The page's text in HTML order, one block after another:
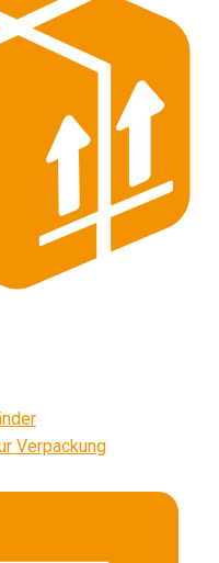
Verpackung